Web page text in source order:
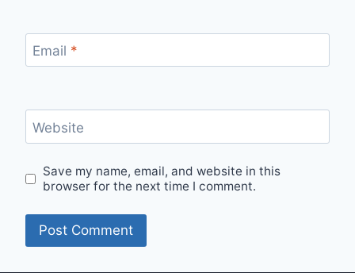
Email *
Website
Save my name, email, and website in this
browser for the next time I comment.